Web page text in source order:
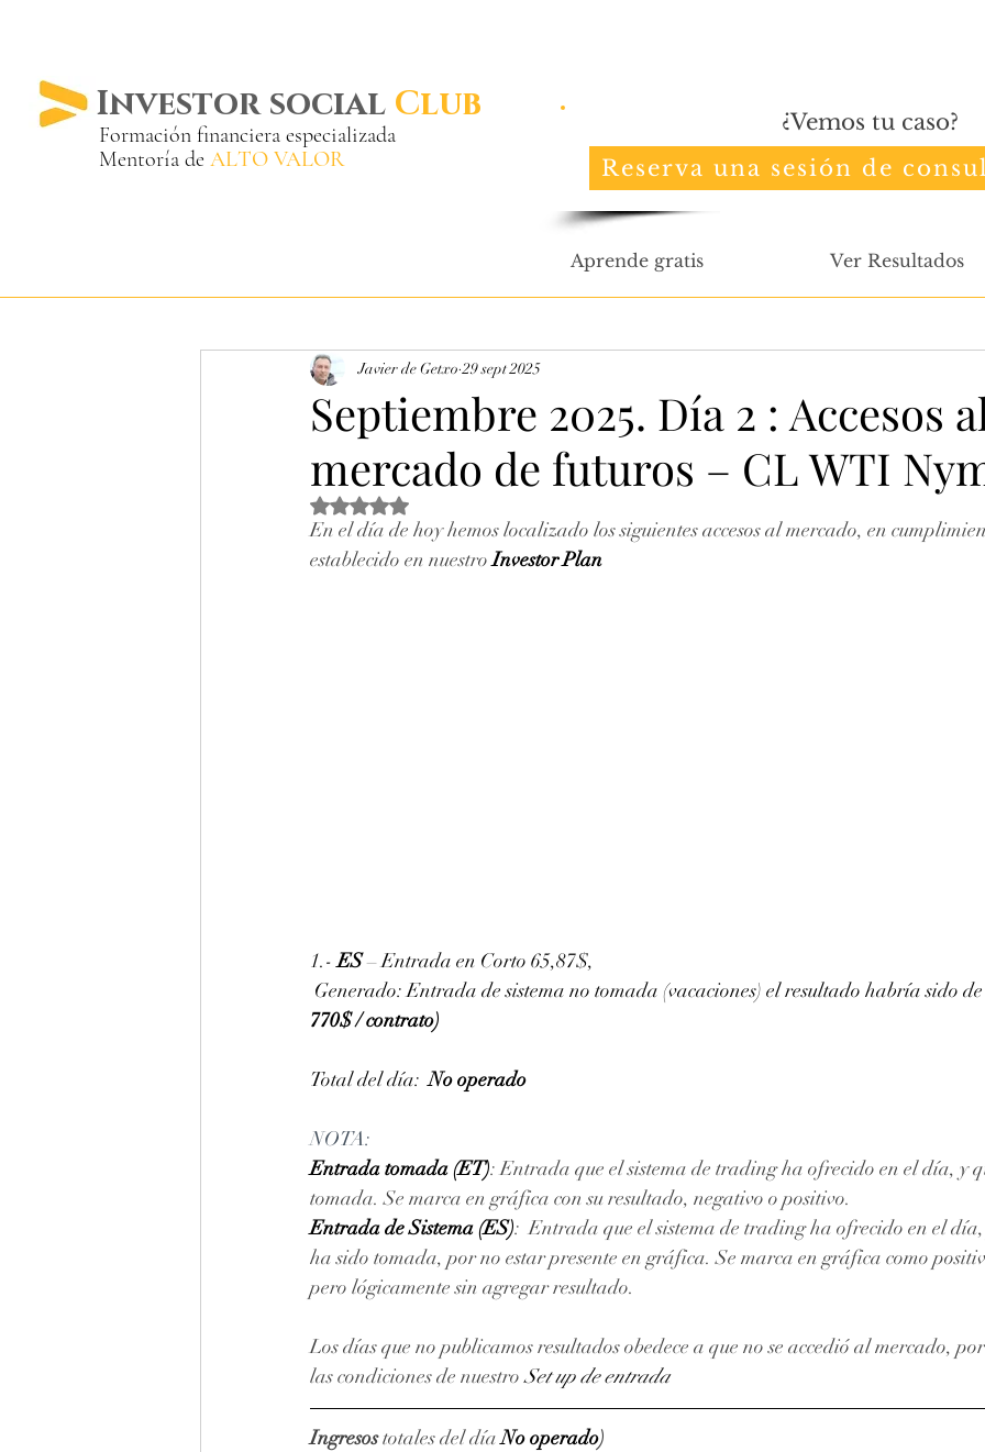
Investor social Club
Formación financiera especializada
Mentoría de ALTO VALOR
¿Vemos tu caso?
Reserva una sesión de
Aprende gratis Ver Resultados
Septiembre 2025. Día 2 : Accesos
mercado de futuros – CL WTI
Javier de Getxo 29 sept 2025
Obtuvo NaN de 5 estrellas.
En el día de hoy hemos localizado los siguientes accesos al mercado, en
establecido en nuestro Investor Plan
1.- ES – Entrada en Corto 65,87$,
Generado: Entrada de sistema no tomada (vacaciones) el resultado habría sido de
770$ / contrato)
Total del día: No operado
NOTA:
Entrada tomada (ET): Entrada que el sistema de trading ha ofrecido en el día, y
tomada. Se marca en gráfica con su resultado, negativo o positivo.
Entrada de Sistema (ES):  Entrada que el sistema de trading ha ofrecido en el
ha sido tomada, por no estar presente en gráfica. Se marca en gráfica como
pero lógicamente sin agregar resultado.
Los días que no publicamos resultados obedece a que no se accedió al mercado,
las condiciones de nuestro Set up de entrada
Ingresos totales del día No operado)